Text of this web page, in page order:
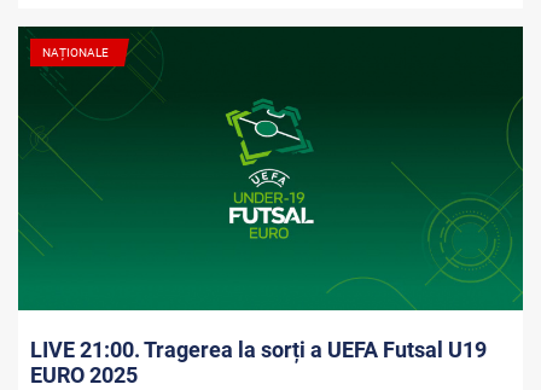
NAȚIONALE
LIVE 21:00. Tragerea la sorți a UEFA Futsal U19
EURO 2025